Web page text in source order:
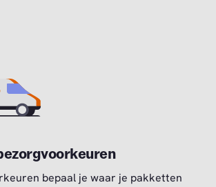
bepaal je waar je pakketten